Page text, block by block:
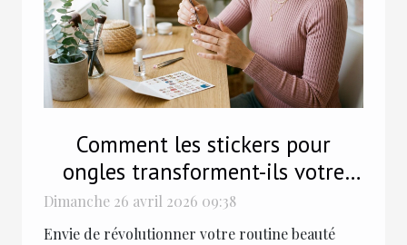
Comment les stickers pour
ongles transforment-ils votre
routine beauté ?
Dimanche 26 avril 2026 09:38
Envie de révolutionner votre routine beauté